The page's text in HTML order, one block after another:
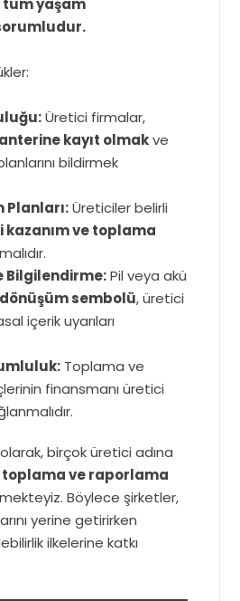
tüm yaşam
Üretici firmalar,
kayıt olmakve
bildirmek
Planları:Üreticiler belirli
kazanım ve toplama
Bilgilendirme:Pil veya akü
sembolü, üretici
içerik uyarıları
Toplama ve
finansmanı üretici
birçok üretici adına
ve raporlama
Böylece şirketler,
yerine getirirken
ilkelerine katkı